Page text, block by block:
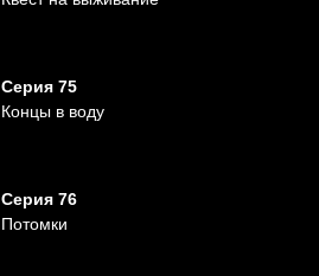
Серия 75
Концы в воду
Серия 76
Потомки